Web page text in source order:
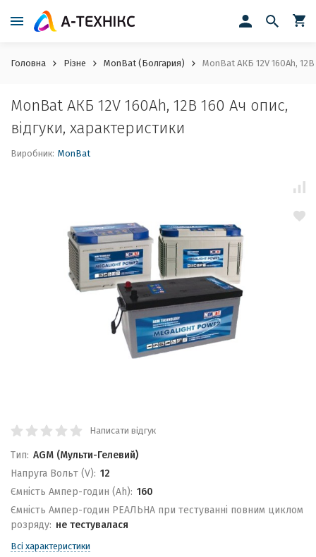
Головна Різне MonBat (Болгария) MonBat АКБ 12V 160Ah, 12В
MonBat АКБ 12V 160Ah, 12В 160 Ач опис,
відгуки, характеристики
Виробник: MonBat
Написати відгук
Тип: AGM (Мульти-Гелевий)
Напруга Вольт (V): 12
Ємність Ампер-годин (Ah): 160
Ємність Ампер-годин РЕАЛЬНА при тестуванні повним циклом
розряду: не тестувалася
Всі характеристики